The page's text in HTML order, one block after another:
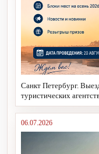
Санкт Петербург.
туристических
06.07.2026